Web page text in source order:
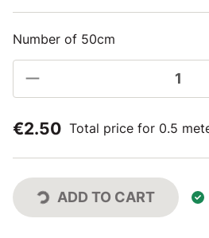
Number of 50cm
€2.50 Total price for 0.5
ADD TO CART